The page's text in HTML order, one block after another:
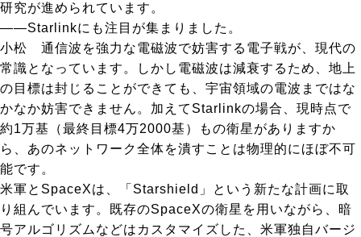
研究が進められています。
――Starlinkにも注目が集まりました。
小松 通信波を強力な電磁波で妨害する電子戦が、現代の
常識となっています。しかし電磁波は減衰するため、地上
の目標は封じることができても、宇宙領域の電波まではな
かなか妨害できません。加えてStarlinkの場合、現時点で
約1万基（最終目標4万2000基）もの衛星がありますか
ら、あのネットワーク全体を潰すことは物理的にほぼ不可
能です。
米軍とSpaceXは、「Starshield」という新たな計画に取
り組んでいます。既存のSpaceXの衛星を用いながら、暗
号アルゴリズムなどはカスタマイズした、米軍独自バージ